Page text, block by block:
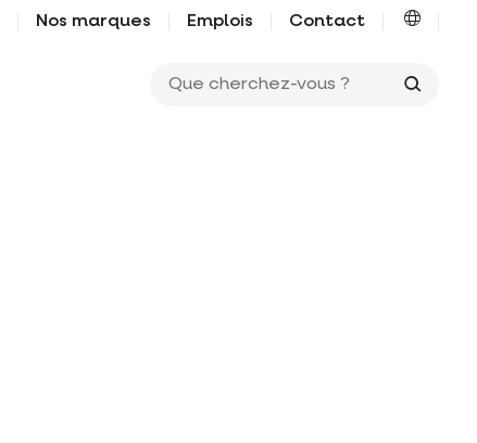
Nos marques Emplois Contact